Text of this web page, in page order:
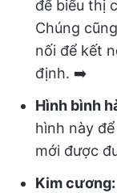
để biểu thị
Chúng
nối để kết
định. ➡️
Hình bình
hình này
mới được
Kim cương: